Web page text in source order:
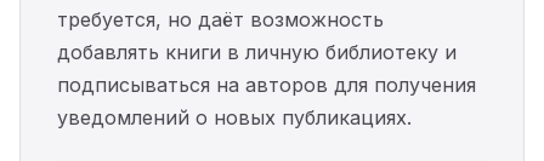
требуется, но даёт возможность
добавлять книги в личную библиотеку и
подписываться на авторов для получения
уведомлений о новых публикациях.